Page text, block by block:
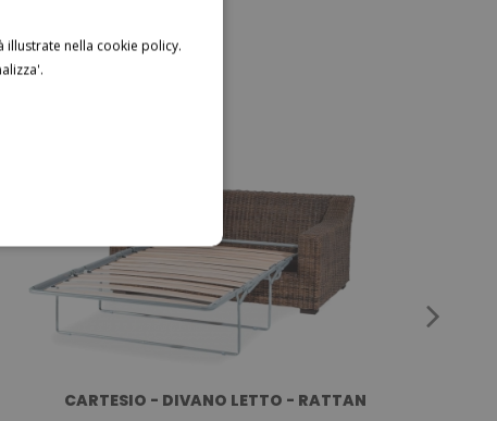
CARTESIO - DIVANO LETTO - RATTAN
illustrate nella cookie policy.